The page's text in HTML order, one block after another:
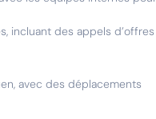
incluant des appels
avec des déplacements